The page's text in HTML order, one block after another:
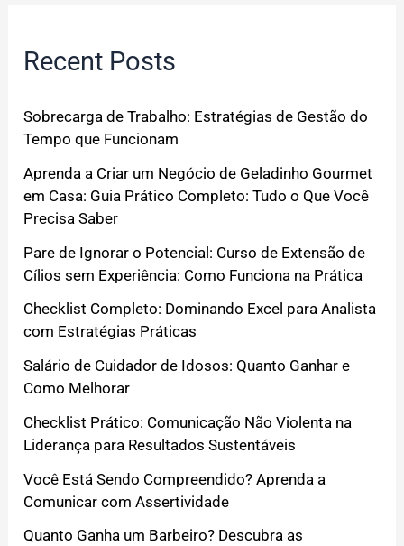
Recent Posts
Sobrecarga de Trabalho: Estratégias de Gestão do
Tempo que Funcionam
Aprenda a Criar um Negócio de Geladinho Gourmet
em Casa: Guia Prático Completo: Tudo o Que Você
Precisa Saber
Pare de Ignorar o Potencial: Curso de Extensão de
Cílios sem Experiência: Como Funciona na Prática
Checklist Completo: Dominando Excel para Analista
com Estratégias Práticas
Salário de Cuidador de Idosos: Quanto Ganhar e
Como Melhorar
Checklist Prático: Comunicação Não Violenta na
Liderança para Resultados Sustentáveis
Você Está Sendo Compreendido? Aprenda a
Comunicar com Assertividade
Quanto Ganha um Barbeiro? Descubra as